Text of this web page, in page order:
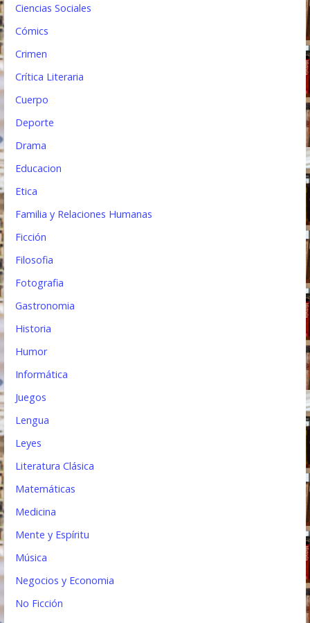
Ciencias Sociales
Cómics
Crimen
Crítica Literaria
Cuerpo
Deporte
Drama
Educacion
Etica
Familia y Relaciones Humanas
Ficción
Filosofia
Fotografia
Gastronomia
Historia
Humor
Informática
Juegos
Lengua
Leyes
Literatura Clásica
Matemáticas
Medicina
Mente y Espíritu
Música
Negocios y Economia
No Ficción